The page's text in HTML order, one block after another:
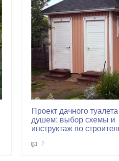
Проект дачного
душем: выбор схемы и
инструктаж по
2